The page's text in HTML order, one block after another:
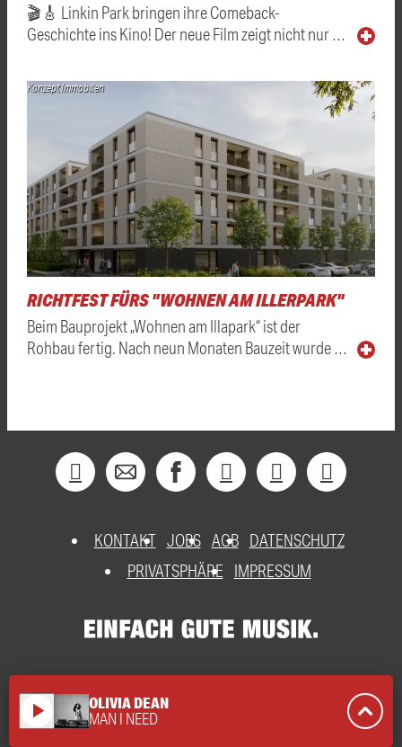
🎬🎸 Linkin Park bringen ihre Comeback-
Geschichte ins Kino! Der neue Film zeigt nicht nur …
Konzept Immobilien
RICHTFEST FÜRS "WOHNEN AM ILLERPARK"
Beim Bauprojekt „Wohnen am Illapark“ ist der
Rohbau fertig. Nach neun Monaten Bauzeit wurde …
KONTAKT JOBS AGB DATENSCHUTZ
PRIVATSPHÄRE
IMPRESSUM
play_arrow OLIVIA DEAN
MAN I NEED